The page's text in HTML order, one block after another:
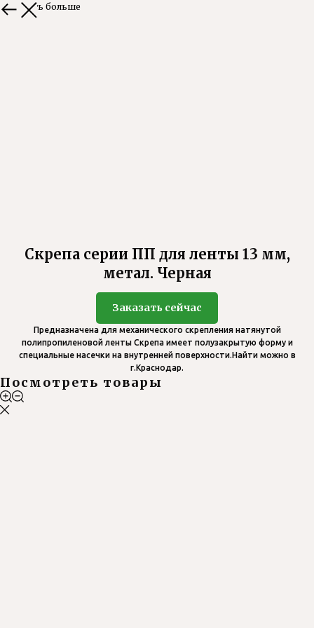
Смотреть больше
Скрепа серии ПП для ленты 13 мм,
метал. Черная
Заказать сейчас
Предназначена для механического скрепления натянутой
полипропиленовой ленты Скрепа имеет полузакрытую форму и
специальные насечки на внутренней поверхности.Найти можно в
г.Краснодар.
Посмотреть товары